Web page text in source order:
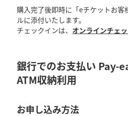
購入完了後即時に「eチケットお客
ルに添付いたします。
チェックインは、 オンラインチェ
銀行でのお支払い Pay-
ATM収納利用
お申し込み方法